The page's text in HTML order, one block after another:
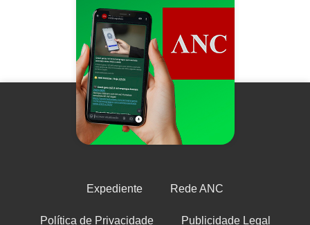
Expediente Rede ANC
Política de Privacidade Publicidade Legal